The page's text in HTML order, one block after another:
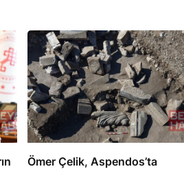
Ömer Çelik, Aspendos’ta